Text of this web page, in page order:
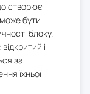
створює
бути
блоку.
і
за
їхньої